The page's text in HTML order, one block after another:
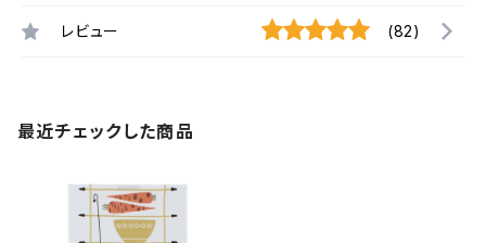
レビュー (82)
最近チェックした商品